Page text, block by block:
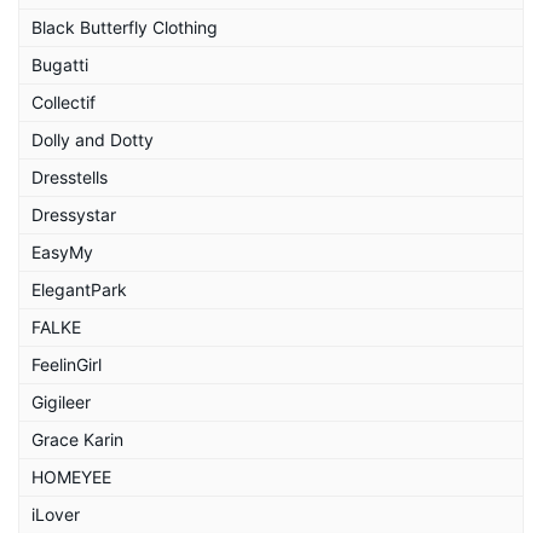
Black Butterfly Clothing
Bugatti
Collectif
Dolly and Dotty
Dresstells
Dressystar
EasyMy
ElegantPark
FALKE
FeelinGirl
Gigileer
Grace Karin
HOMEYEE
iLover